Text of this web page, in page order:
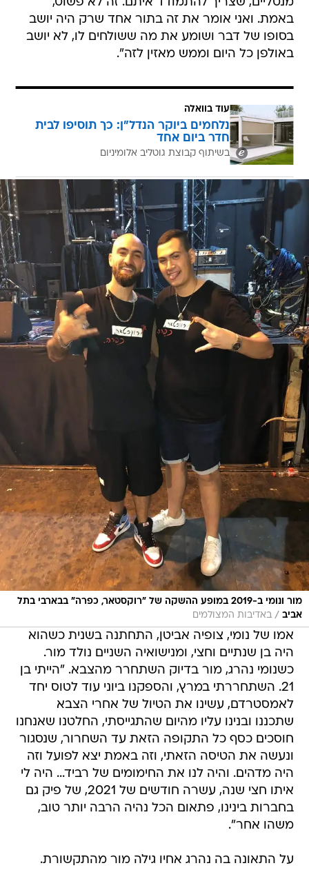
באמת. ואני אומר את זה בתור אחד שרק היה יושב
בסופו של דבר ושומע את מה ששולחים לו, לא יושב
באולפן כל היום וממש מאזין לזה".
עוד בוואלה
נלחמים ביוקר הנדל"ן: כך תוסיפו לבית
חדר ביום אחד
בשיתוף קבוצת גוטליב אלומיניום
מור ונומי ב-2019 במופע ההשקה של "רוקסטאר, כפרה" בבארבי בתל
אביב / באדיבות המצולמים
אמו של נומי, צופיה אביטן, התחתנה בשנית כשהוא
היה בן שנתיים וחצי, ומנישואיה השניים נולד מור.
כשנומי נהרג, מור בדיוק השתחרר מהצבא. "הייתי בן
21. השתחררתי במרץ, והספקנו ביוני עוד לטוס יחד
לאמסטרדם, עשינו את הטיול של אחרי הצבא
שתכננו ובנינו עליו מהיום שהתגייסתי, החלטנו שאנחנו
חוסכים כסף כל התקופה הזאת עד השחרור, שנסגור
ונעשה את הטיסה הזאתי, וזה באמת יצא לפועל וזה
היה מדהים. והיה לנו את החימומים של רביד... היה לי
איתו חצי שנה, עשרה חודשים של 2021, של פיק גם
בחברות בינינו, פתאום הכל נהיה הרבה יותר טוב,
משהו אחר".
על התאונה בה נהרג אחיו גילה מור מהתקשורת.